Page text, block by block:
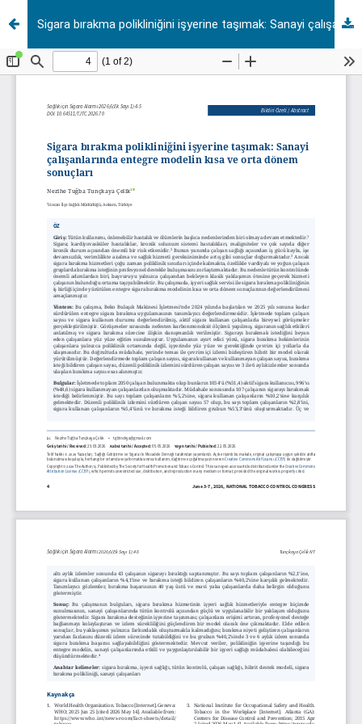
Sigara bırakma polikliniğini işyerine taşımak: Sanayi çalışanlarında entegre modelin kısa ve orta dönem sonuçları